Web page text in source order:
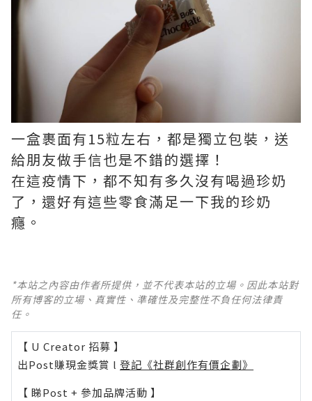
一盒裹面有15粒左右，都是獨立包裝，送
給朋友做手信也是不錯的選擇！
在這疫情下，都不知有多久沒有喝過珍奶
了，還好有這些零食滿足一下我的珍奶
癮。
*本站之內容由作者所提供，並不代表本站的立場。因此本站對
所有博客的立場、真實性、準確性及完整性不負任何法律責
任。
【 U Creator 招募 】
出Post賺現金獎賞 l 登記《社群創作有價企劃》
【 睇Post + 參加品牌活動 】